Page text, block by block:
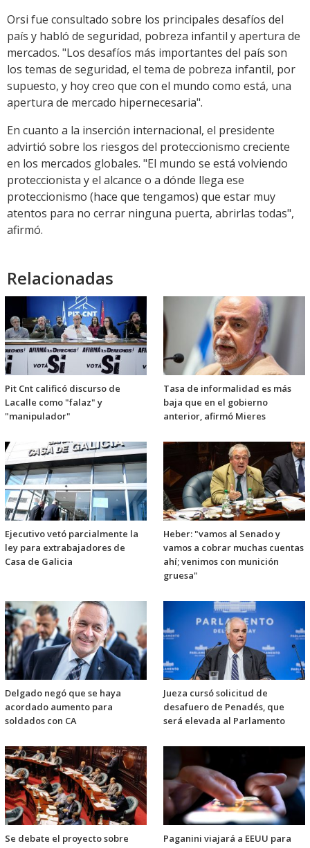
Orsi fue consultado sobre los principales desafíos del
país y habló de seguridad, pobreza infantil y apertura de
mercados. "Los desafíos más importantes del país son
los temas de seguridad, el tema de pobreza infantil, por
supuesto, y hoy creo que con el mundo como está, una
apertura de mercado hipernecesaria".
En cuanto a la inserción internacional, el presidente
advirtió sobre los riesgos del proteccionismo creciente
en los mercados globales. "El mundo se está volviendo
proteccionista y el alcance o a dónde llega ese
proteccionismo (hace que tengamos) que estar muy
atentos para no cerrar ninguna puerta, abrirlas todas",
afirmó.
Relacionadas
Pit Cnt calificó discurso de
Lacalle como "falaz" y
"manipulador"
Tasa de informalidad es más
baja que en el gobierno
anterior, afirmó Mieres
Ejecutivo vetó parcialmente la
ley para extrabajadores de
Casa de Galicia
Heber: "vamos al Senado y
vamos a cobrar muchas cuentas
ahí; venimos con munición
gruesa"
Delgado negó que se haya
acordado aumento para
soldados con CA
Jueza cursó solicitud de
desafuero de Penadés, que
será elevada al Parlamento
Se debate el proyecto sobre
Paganini viajará a EEUU para